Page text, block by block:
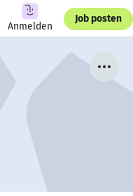
Anmelden
Job posten